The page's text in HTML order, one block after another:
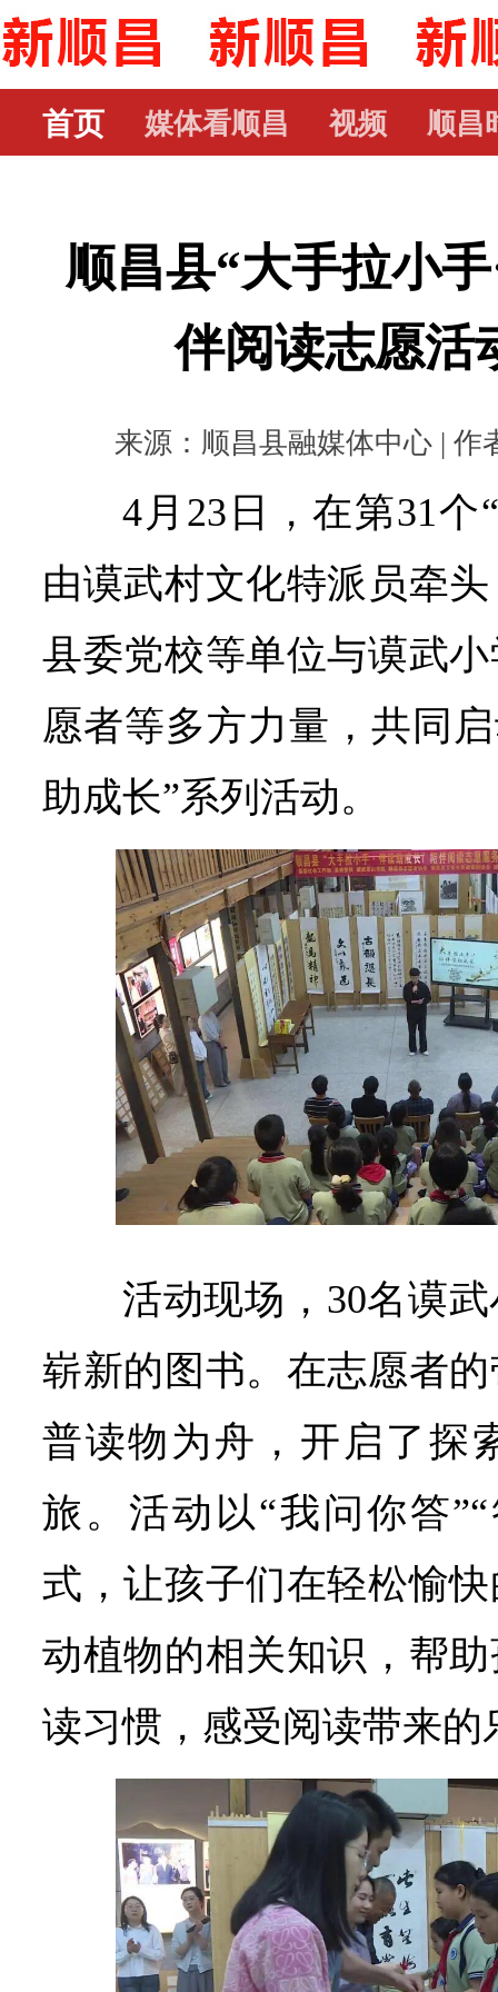
首页 媒体看顺昌 视频 顺昌
顺昌县“大手拉小
伴阅读志愿活
来源：顺昌县融媒体中心 | 作
4月23日，在第31
由谟武村文化特派员牵
县委党校等单位与谟武
愿者等多方力量，共同
助成长”系列活动。
活动现场，30名谟
崭新的图书。在志愿者
普读物为舟，开启了探
旅。活动以“我问你答
式，让孩子们在轻松愉
动植物的相关知识，帮
读习惯，感受阅读带来的